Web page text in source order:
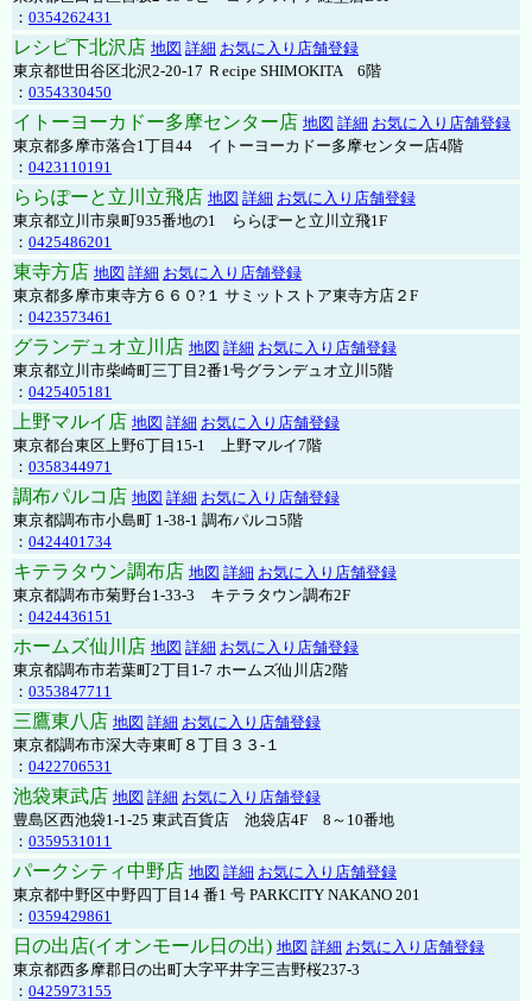
： 0354262431
レシピ下北沢店 地図 詳細 お気に入り店舗登録
東京都世田谷区北沢2-20-17 Ｒecipe SHIMOKITA 6階
： 0354330450
イトーヨーカドー多摩センター店 地図 詳細 お気に入り店舗登録
東京都多摩市落合1丁目44 イトーヨーカドー多摩センター店4階
： 0423110191
ららぽーと立川立飛店 地図 詳細 お気に入り店舗登録
東京都立川市泉町935番地の1 ららぽーと立川立飛1F
： 0425486201
東寺方店 地図 詳細 お気に入り店舗登録
東京都多摩市東寺方６６０?１ サミットストア東寺方店２F
： 0423573461
グランデュオ立川店 地図 詳細 お気に入り店舗登録
東京都立川市柴崎町三丁目2番1号グランデュオ立川5階
： 0425405181
上野マルイ店 地図 詳細 お気に入り店舗登録
東京都台東区上野6丁目15-1 上野マルイ7階
： 0358344971
調布パルコ店 地図 詳細 お気に入り店舗登録
東京都調布市小島町 1-38-1 調布パルコ5階
： 0424401734
キテラタウン調布店 地図 詳細 お気に入り店舗登録
東京都調布市菊野台1-33-3 キテラタウン調布2F
： 0424436151
ホームズ仙川店 地図 詳細 お気に入り店舗登録
東京都調布市若葉町2丁目1-7 ホームズ仙川店2階
： 0353847711
三鷹東八店 地図 詳細 お気に入り店舗登録
東京都調布市深大寺東町８丁目３３-１
： 0422706531
池袋東武店 地図 詳細 お気に入り店舗登録
豊島区西池袋1-1-25 東武百貨店 池袋店4F 8～10番地
： 0359531011
パークシティ中野店 地図 詳細 お気に入り店舗登録
東京都中野区中野四丁目14 番1 号 PARKCITY NAKANO 201
： 0359429861
日の出店(イオンモール日の出) 地図 詳細 お気に入り店舗登録
東京都西多摩郡日の出町大字平井字三吉野桜237-3
： 0425973155